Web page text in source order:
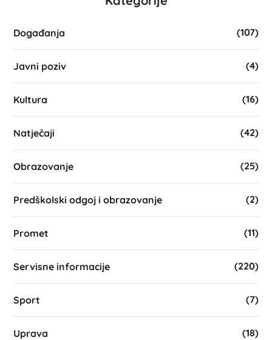
Događanja (107)
Javni poziv (4)
Kultura (16)
Natječaji (42)
Obrazovanje (25)
Predškolski odgoj i obrazovanje (2)
Promet (11)
Servisne informacije (220)
Sport (7)
Uprava (18)